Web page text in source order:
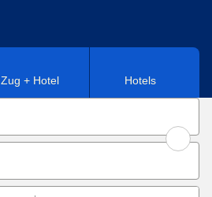
Zug + Hotel Hotels